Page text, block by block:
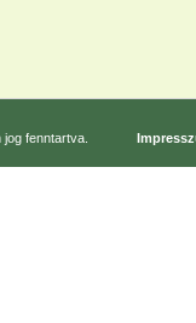
fenntartva.